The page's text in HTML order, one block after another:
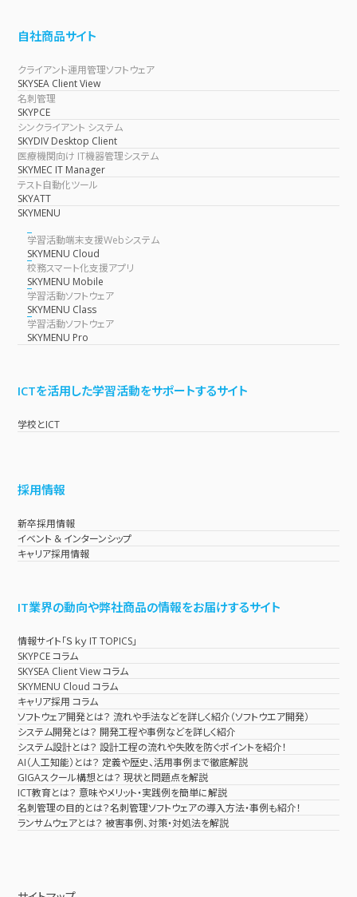
自社商品サイト
クライアント運用管理ソフトウェア
SKYSEA Client View
名刺管理
SKYPCE
シンクライアント システム
SKYDIV Desktop Client
医療機関向け IT機器管理システム
SKYMEC IT Manager
テスト自動化ツール
SKYATT
SKYMENU
学習活動端末支援Webシステム
SKYMENU Cloud
校務スマート化支援アプリ
SKYMENU Mobile
学習活動ソフトウェア
SKYMENU Class
学習活動ソフトウェア
SKYMENU Pro
ICTを活用した学習活動をサポートするサイト
学校とICT
採用情報
新卒採用情報
イベント & インターンシップ
キャリア採用情報
IT業界の動向や弊社商品の情報をお届けするサイト
情報サイト「Ｓｋｙ IT TOPICS」
SKYPCE コラム
SKYSEA Client View コラム
SKYMENU Cloud コラム
キャリア採用 コラム
ソフトウェア開発とは？ 流れや手法などを詳しく紹介（ソフトウエア開発）
システム開発とは？ 開発工程や事例などを詳しく紹介
システム設計とは？ 設計工程の流れや失敗を防ぐポイントを紹介！
AI（人工知能）とは？ 定義や歴史、活用事例まで徹底解説
GIGAスクール構想とは？ 現状と問題点を解説
ICT教育とは？ 意味やメリット・実践例を簡単に解説
名刺管理の目的とは？名刺管理ソフトウェアの導入方法・事例も紹介！
ランサムウェアとは？ 被害事例、対策・対処法を解説